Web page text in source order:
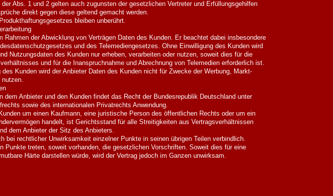
Abs. 1 und 2 gelten auch zugunsten der gesetzlichen Vertreter und Erfüllungsgehilfen
direkt gegen diese geltend gemacht werden.
bleiben unberührt.
Rahmen der Abwicklung von Verträgen Daten des Kunden. Er beachtet dabei insbesondere
und des Telemediengesetzes. Ohne Einwilligung des Kunden wird
Nutzungsdaten des Kunden nur erheben, verarbeiten oder nutzen, soweit dies für die
und für die Inanspruchnahme und Abrechnung von Telemedien erforderlich ist.
Kunden wird der Anbieter Daten des Kunden nicht für Zwecke der Werbung, Markt-
nutzen.
dem Anbieter und den Kunden findet das Recht der Bundesrepublik Deutschland unter
sowie des internationalen Privatrechts Anwendung.
um einen Kaufmann, eine juristische Person des öffentlichen Rechts oder um ein
handelt, ist Gerichtsstand für alle Streitigkeiten aus Vertragsverhältnissen
dem Anbieter der Sitz des Anbieters.
bei rechtlicher Unwirksamkeit einzelner Punkte in seinen übrigen Teilen verbindlich.
Punkte treten, soweit vorhanden, die gesetzlichen Vorschriften. Soweit dies für eine
Härte darstellen würde, wird der Vertrag jedoch im Ganzen unwirksam.